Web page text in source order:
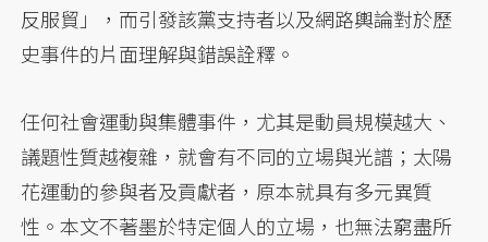
反服貿」，而引發該黨支持者以及網路輿論對於歷
史事件的片面理解與錯誤詮釋。
任何社會運動與集體事件，尤其是動員規模越大、
議題性質越複雜，就會有不同的立場與光譜；太陽
花運動的參與者及貢獻者，原本就具有多元異質
性。本文不著墨於特定個人的立場，也無法窮盡所